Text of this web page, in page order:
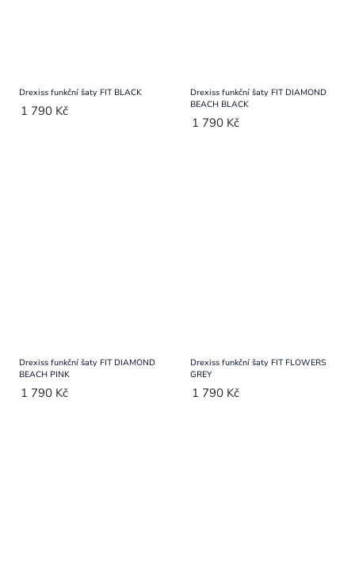
Drexiss funkční šaty FIT BLACK
1 790 Kč
Drexiss funkční šaty FIT DIAMOND
BEACH BLACK
1 790 Kč
Drexiss funkční šaty FIT DIAMOND
BEACH PINK
1 790 Kč
Drexiss funkční šaty FIT FLOWERS
GREY
1 790 Kč